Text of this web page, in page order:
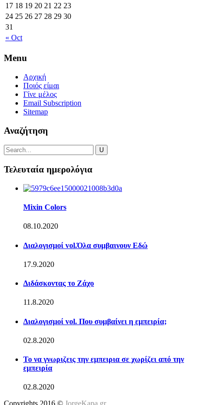
« Oct
17 18 19 20 21 22 23
24 25 26 27 28 29 30
31
Menu
Αρχική
Ποιός είμαι
Γίνε μέλος
Email Subscription
Sitemap
Αναζήτηση
Τελευταία ημερολόγια
Mixin Colors
08.10.2020
Διαλογισμοί vol.Όλα συμβαινουν Εδώ
17.9.2020
Διδάσκοντας το Ζάχο
11.8.2020
Διαλογισμοί vol. Που συμβαίνει η εμπειρία;
02.8.2020
Το να γνωριζεις την εμπειρια σε χωρίζει από την
εμπειρία
02.8.2020